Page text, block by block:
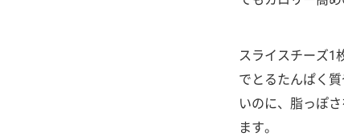
スライスチーズ1
でとるたんぱく
いのに、脂っぽ
ます。